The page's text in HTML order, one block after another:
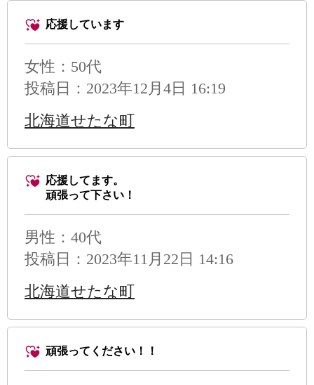
応援しています
女性：50代
投稿日：2023年12月4日 16:19
北海道せたな町
応援してます。
頑張って下さい！
男性 ：40代
投稿日：2023年11月22日 14:16
北海道せたな町
頑張ってください！！